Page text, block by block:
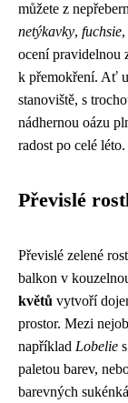
můžete z
netýkavky, fuchsie,
ocení pravidelnou
k přemokření. Ať
stanoviště, s
nádhernou oázu
radost po celé léto.
Převislé
Převislé zelené
balkon v
květů vytvoří
prostor. Mezi
například Lobelie
paletou barev,
barevných